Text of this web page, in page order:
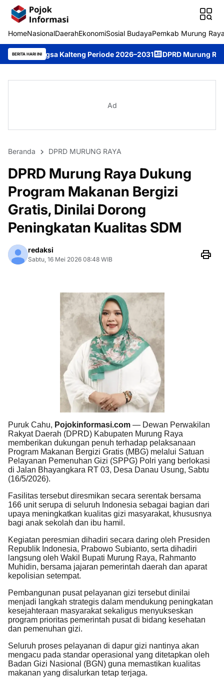
HomeNasionalDaerahEkonomiSosial BudayaPemkab Murung
BERITA HARI INIPeriode 2026–2031 DPRD Murung Raya Studi
Ad
Beranda DPRD MURUNG RAYA
DPRD Murung Raya Dukung
Program Makanan Bergizi
Gratis, Dinilai Dorong
Peningkatan Kualitas SDM
redaksi
Sabtu, 16 Mei 2026 08:48 WIB
Puruk Cahu, Pojokinformasi.com — Dewan Perwakilan
Rakyat Daerah (DPRD) Kabupaten Murung Raya
memberikan dukungan penuh terhadap pelaksanaan
Program Makanan Bergizi Gratis (MBG) melalui Satuan
Pelayanan Pemenuhan Gizi (SPPG) Polri yang berlokasi
di Jalan Bhayangkara RT 03, Desa Danau Usung, Sabtu
(16/5/2026).
Fasilitas tersebut diresmikan secara serentak bersama
166 unit serupa di seluruh Indonesia sebagai bagian dari
upaya meningkatkan kualitas gizi masyarakat, khususnya
bagi anak sekolah dan ibu hamil.
Kegiatan peresmian dihadiri secara daring oleh Presiden
Republik Indonesia, Prabowo Subianto, serta dihadiri
langsung oleh Wakil Bupati Murung Raya, Rahmanto
Muhidin, bersama jajaran pemerintah daerah dan aparat
kepolisian setempat.
Pembangunan pusat pelayanan gizi tersebut dinilai
menjadi langkah strategis dalam mendukung peningkatan
kesejahteraan masyarakat sekaligus menyukseskan
program prioritas pemerintah pusat di bidang kesehatan
dan pemenuhan gizi.
Seluruh proses pelayanan di dapur gizi nantinya akan
mengacu pada standar operasional yang ditetapkan oleh
Badan Gizi Nasional (BGN) guna memastikan kualitas
makanan yang disalurkan tetap terjaga.